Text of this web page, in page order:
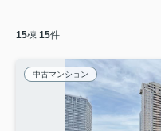
15棟 15件
中古マンション